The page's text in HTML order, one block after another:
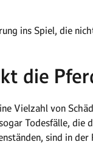
ins Spiel, die
die
Vielzahl von
Todesfälle,
sind in der